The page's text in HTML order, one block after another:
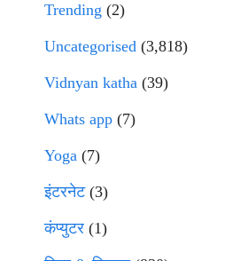
Trending (2)
Uncategorised (3,818)
Vidnyan katha (39)
Whats app (7)
Yoga (7)
इंटरनेट(3)
कंप्युटर (1)